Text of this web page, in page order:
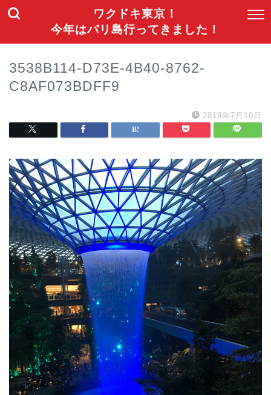
ワクドキ東京！
今年はバリ島行ってきました！
3538B114-D73E-4B40-8762-
C8AF073BDFF9
2019年7月10日